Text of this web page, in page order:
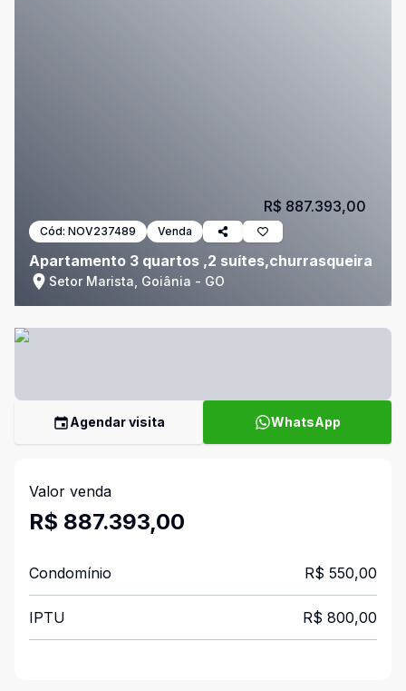
Cód: NOV237489 Venda
Apartamento 3 quartos ,2 suítes,churrasqueira
Setor Marista, Goiânia - GO
R$ 887.393,00
Agendar visita WhatsApp
Valor venda
R$ 887.393,00
Condomínio R$ 550,00
IPTU R$ 800,00